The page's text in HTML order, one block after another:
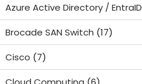
Azure Active Directory / EntraID
Brocade SAN Switch (17)
Cisco (7)